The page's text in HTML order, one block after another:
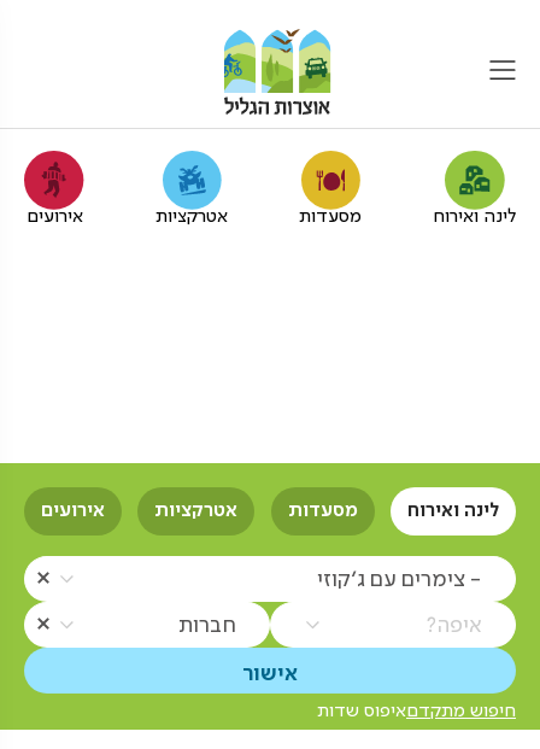
לינה ואירוח מסעדות אטרקציות אירועים
לינה ואירוח מסעדות אטרקציות אירועים
- צימרים עם ג'קוזי
איפה? חברות
חיפוש מתקדםאיפוס שדות